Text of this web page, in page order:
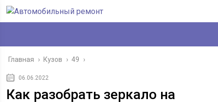
Главная › Кузов › 49 ›
06.06.2022
Как разобрать зеркало на